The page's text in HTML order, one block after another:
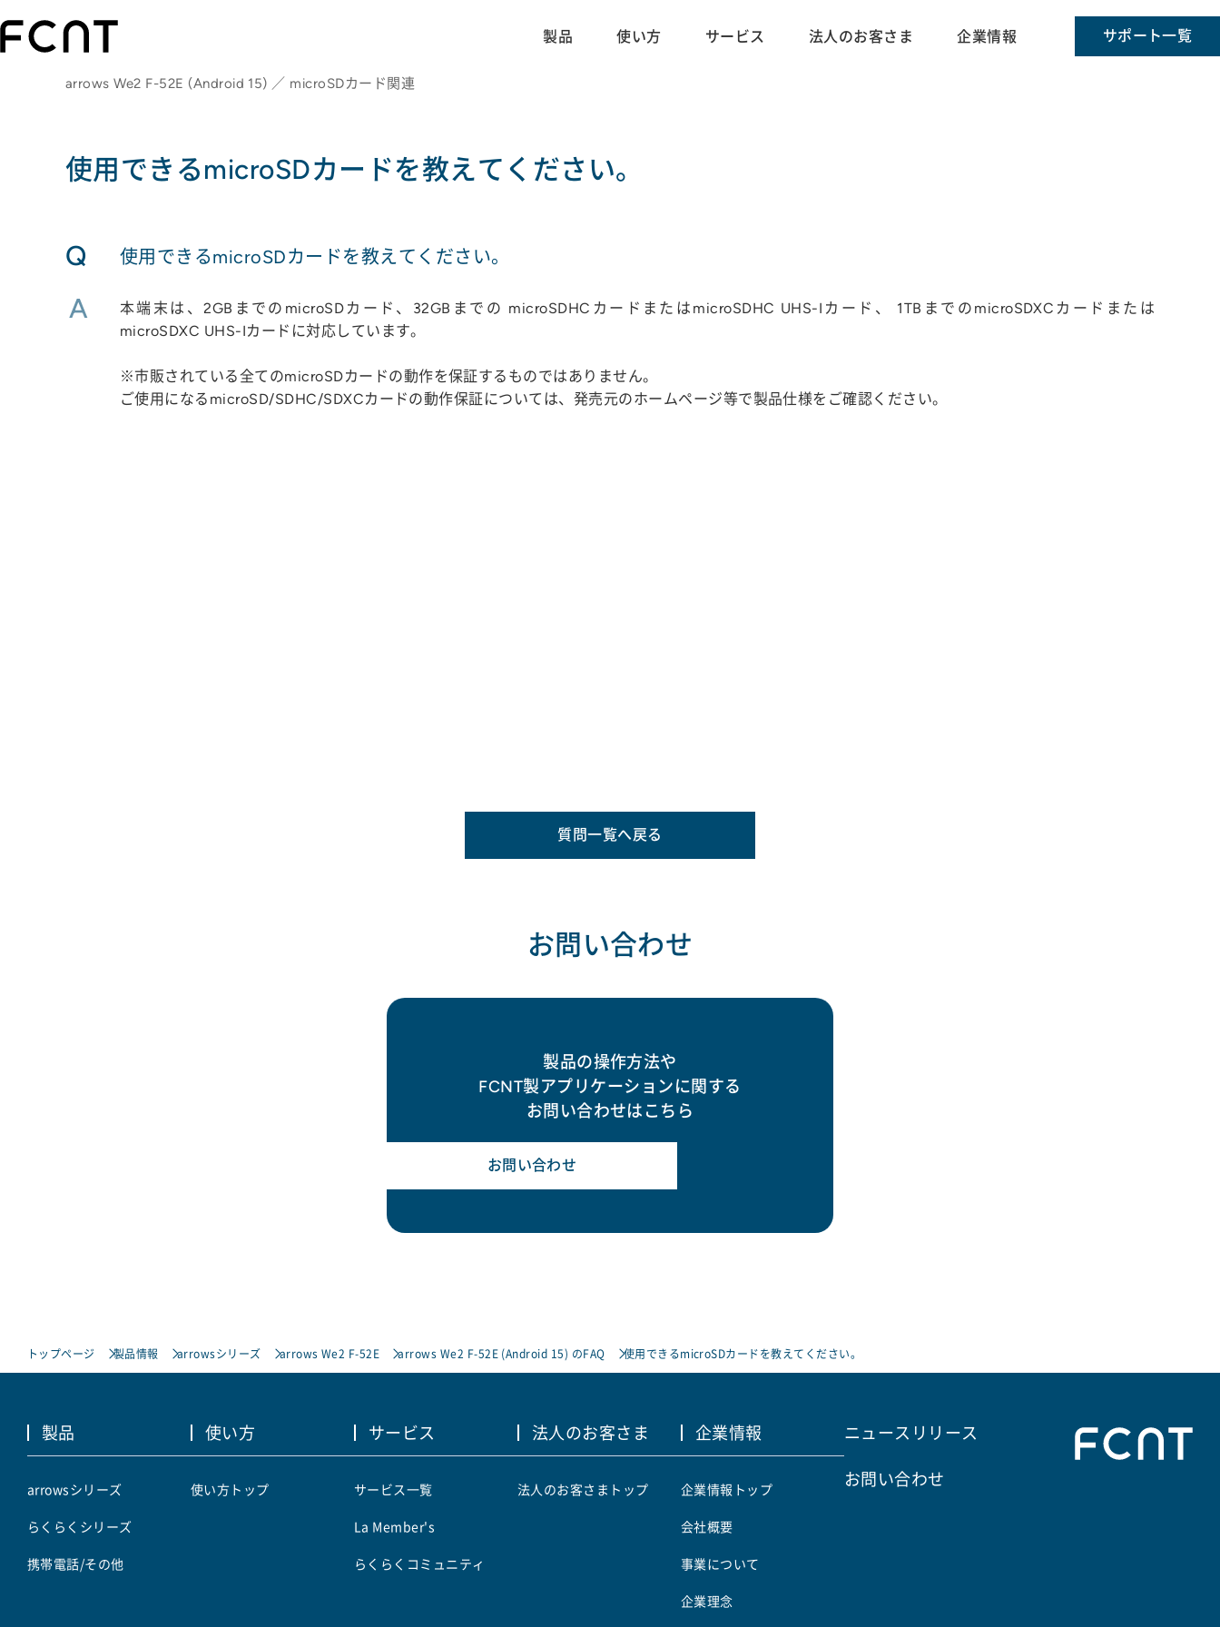
製品 使い方 サービス 法人のお客さま 企業情報 サポート一覧
arrows We2 F-52E (Android 15) ／ microSDカード関連
使用できるmicroSDカードを教えてください。
Q 使用できるmicroSDカードを教えてください。
A
本端末は、2GBまでのmicroSDカード、32GBまでの microSDHCカードまたはmicroSDHC UHS-Iカード、 1TBまでのmicroSDXCカードまたは
microSDXC UHS-Iカードに対応しています。
※市販されている全てのmicroSDカードの動作を保証するものではありません。
ご使用になるmicroSD/SDHC/SDXCカードの動作保証については、発売元のホームページ等で製品仕様をご確認ください。
質問一覧へ戻る
お問い合わせ
製品の操作方法や
FCNT製アプリケーションに関する
お問い合わせはこちら
お問い合わせ
トップページ 製品情報 arrowsシリーズ arrows We2 F-52E arrows We2 F-52E (Android 15) のFAQ 使用できるmicroSDカードを教えてください。
製品
arrowsシリーズ
らくらくシリーズ
携帯電話/その他
使い方
使い方トップ
サービス
サービス一覧
La Member's
らくらくコミュニティ
法人のお客さま
法人のお客さまトップ
企業情報
企業情報トップ
会社概要
事業について
企業理念
ニュースリリース
お問い合わせ